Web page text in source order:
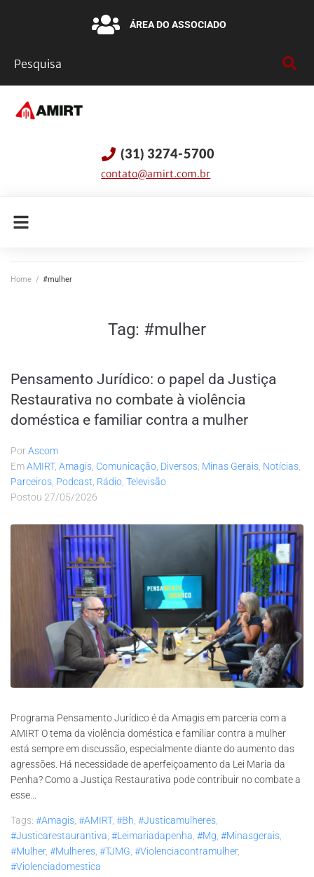
ÁREA DO ASSOCIADO
(31) 3274-5700
contato@amirt.com.br
Home / #mulher
Tag: #mulher
Pensamento Jurídico: o papel da Justiça
Restaurativa no combate à violência
doméstica e familiar contra a mulher
PorAscom
EmAMIRT, Amagis Comunicação Diversos Minas Gerais Notícias
Parceiros Podcast Rádio Televisão
Postou 27/05/2026
Programa Pensamento Jurídico é da Amagis em parceria com a
AMIRT O tema da violência doméstica e familiar contra a mulher
está sempre em discussão, especialmente diante do aumento das
agressões. Há necessidade de aperfeiçoamento da Lei Maria da
Penha? Como a Justiça Restaurativa pode contribuir no combate a
esse...
Tags: #amagis #AMIRT, #bh #justicamulheres
#justicarestaurantiva #leimariadapenha #mg #minasgerais
#mulher, #mulheres #TJMG #violenciacontramulher,
#violenciadomestica